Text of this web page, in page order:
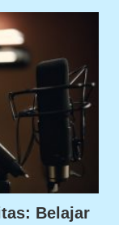
Belajar